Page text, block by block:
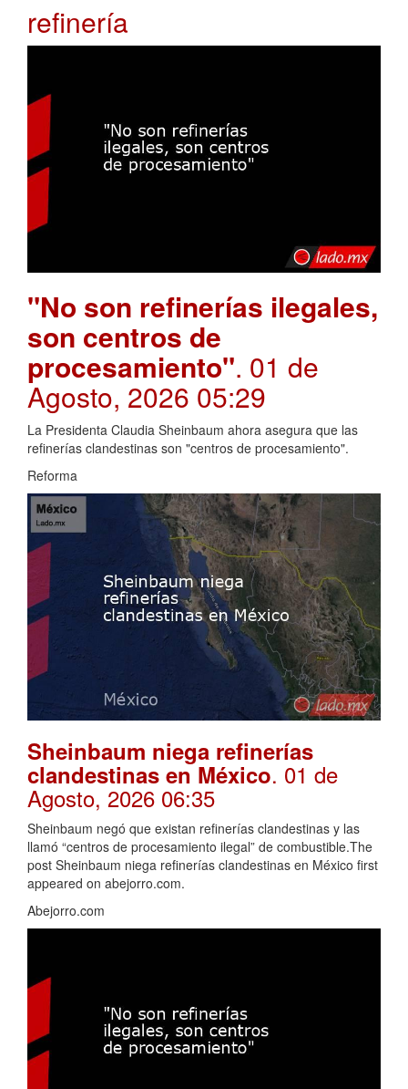
refinería
"No son refinerías ilegales,
son centros de
procesamiento". 01 de
Agosto, 2026 05:29
La Presidenta Claudia Sheinbaum ahora asegura que las
refinerías clandestinas son "centros de procesamiento".
Reforma
Sheinbaum niega refinerías
clandestinas en México. 01 de
Agosto, 2026 06:35
Sheinbaum negó que existan refinerías clandestinas y las
llamó “centros de procesamiento ilegal” de combustible.The
post Sheinbaum niega refinerías clandestinas en México first
appeared on abejorro.com.
Abejorro.com